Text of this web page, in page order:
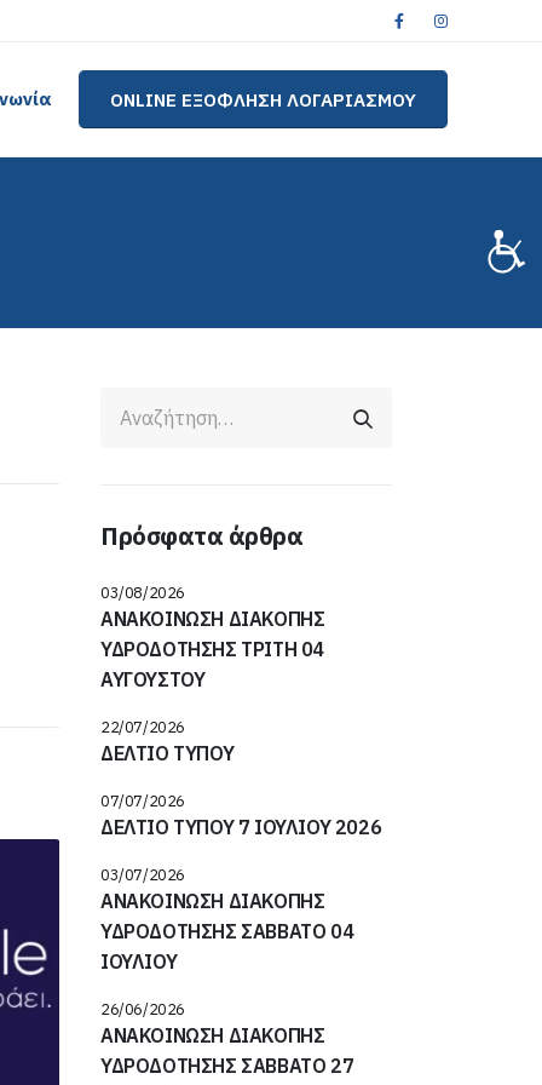
ONLINE ΕΞΟΦΛΗΣΗ ΛΟΓΑΡΙΑΣΜΟΥ
Πρόσφατα άρθρα
ΑΝΑΚΟΙΝΩΣΗ ΔΙΑΚΟΠΗΣ
ΥΔΡΟΔΟΤΗΣΗΣ ΤΡΙΤΗ 04
ΑΥΓΟΥΣΤΟΥ
03/08/2026
ΔΕΛΤΙΟ ΤΥΠΟΥ
22/07/2026
ΔΕΛΤΙΟ ΤΥΠΟΥ 7 ΙΟΥΛΙΟΥ 2026
07/07/2026
ΑΝΑΚΟΙΝΩΣΗ ΔΙΑΚΟΠΗΣ
ΥΔΡΟΔΟΤΗΣΗΣ ΣΑΒΒΑΤΟ 04
ΙΟΥΛΙΟΥ
03/07/2026
ΑΝΑΚΟΙΝΩΣΗ ΔΙΑΚΟΠΗΣ
ΥΔΡΟΔΟΤΗΣΗΣ ΣΑΒΒΑΤΟ 27
26/06/2026